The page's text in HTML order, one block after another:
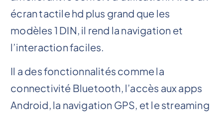
écran tactile hd plus grand que les
modèles 1 DIN, il rend la navigation et
l’interaction faciles.
Il a des fonctionnalités comme la
connectivité Bluetooth, l’accès aux apps
Android, la navigation GPS, et le streaming